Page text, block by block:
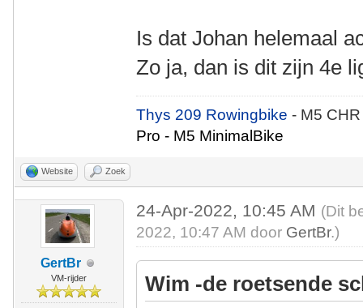
Is dat Johan helemaal
Zo ja, dan is dit zijn 4e
Thys 209 Rowingbike- M5
Pro - M5 MinimalBike
Website Zoek
GertBr
VM-rijder
24-Apr-2022, 10:45 AM (Dit
2022, 10:47 AM door GertBr.)
Wim -de roetsende